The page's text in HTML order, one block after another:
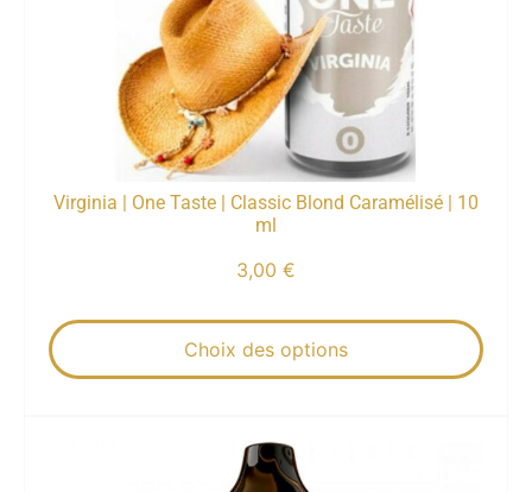
Virginia | One Taste | Classic Blond Caramélisé | 10
ml
3,00 €
Choix des options